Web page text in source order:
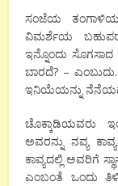
ಸಂಜೆಯ
ವಿಮರ್ಶೆಯ
ಇನ್ನೊಂದು
ಬಾರದೆ? –
ಇನಿಯೆಯನ್ನು ನೆನೆಯದ
ಚೊಕ್ಕಾಡಿಯವರು
ಅವರನ್ನು ನವ್ಯ
ಕಾವ್ಯದಲ್ಲಿ ಅವರಿಗೆ
ಎಂಬಂತೆ ಒಂದು